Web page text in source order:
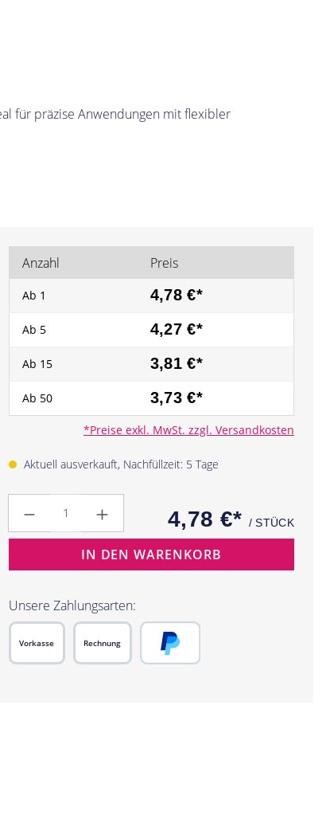
für präzise Anwendungen mit flexibler
Anzahl Preis
Ab 1 4,78 €*
Ab 5 4,27 €*
Ab 15 3,81 €*
Ab 50 3,73 €*
*Preise exkl. MwSt. zzgl. Versandkosten
Aktuell ausverkauft, Nachfüllzeit: 5 Tage
4,78 €* / STÜCK
IN DEN WARENKORB
Unsere Zahlungsarten:
Rechnung
Vorkasse